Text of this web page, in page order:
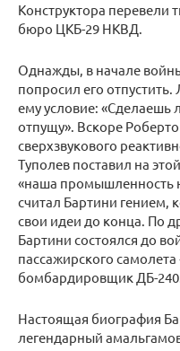
Конструктора перевели
бюро ЦКБ-29 НКВД.
Однажды, в начале
попросил его
ему условие: «Сделаешь
отпущу». Вскоре
сверхзвукового
Туполев поставил на
«наша промышленность
считал Бартини гением,
свои идеи до конца. По
Бартини состоялся до
пассажирского
бомбардировщик ДБ-
Настоящая биография
легендарный